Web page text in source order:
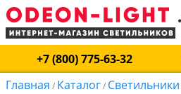
+7 (800) 775-63-32
Главная / Каталог/ Светильники